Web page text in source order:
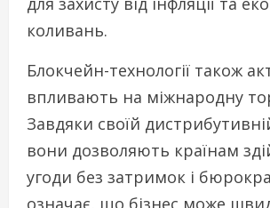
коливань.
Блокчейн-технології також
впливають на міжнародну
Завдяки своїй
вони дозволяють країнам
угоди без затримок і
означає, що бізнес може